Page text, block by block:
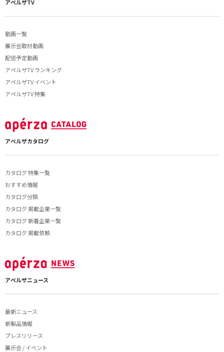
アペルザTV
動画一覧
展示会取材動画
配信予定動画
アペルザTV ランキング
アペルザTV イベント
アペルザTV 特集
アペルザカタログ
カタログ 特集一覧
おすすめ情報
カタログ分類
カタログ 掲載企業一覧
カタログ 新着企業一覧
カタログ 掲載依頼
アペルザニュース
最新ニュース
新製品情報
プレスリリース
展示会 / イベント